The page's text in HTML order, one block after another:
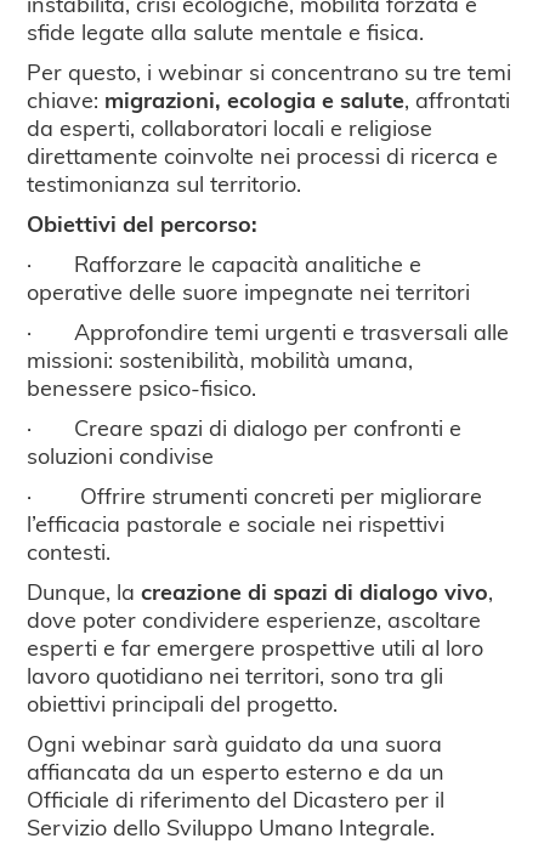
sfide legate alla salute mentale e fisica.
Per questo, i webinar si concentrano su tre temi
chiave: migrazioni, ecologia e salute, affrontati
da esperti, collaboratori locali e religiose
direttamente coinvolte nei processi di ricerca e
testimonianza sul territorio.
Obiettivi del percorso:
· Rafforzare le capacità analitiche e
operative delle suore impegnate nei territori
· Approfondire temi urgenti e trasversali alle
missioni: sostenibilità, mobilità umana,
benessere psico-fisico.
· Creare spazi di dialogo per confronti e
soluzioni condivise
· Offrire strumenti concreti per migliorare
l’efficacia pastorale e sociale nei rispettivi
contesti.
Dunque, lacreazione di spazi di dialogo vivo,
dove poter condividere esperienze, ascoltare
esperti e far emergere prospettive utili al loro
lavoro quotidiano nei territori, sono tra gli
obiettivi principali del progetto.
Ogni webinar sarà guidato da una suora
affiancata da un esperto esterno e da un
Officiale di riferimento del Dicastero per il
Servizio dello Sviluppo Umano Integrale.